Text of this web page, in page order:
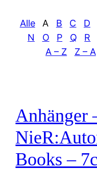
Alle A B C D
N
O P Q R
A – Z
Z – A
Anhänger
Books –